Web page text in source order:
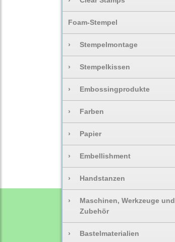
Foam-Stempel
› Stempelmontage
› Stempelkissen
› Embossingprodukte
› Farben
› Papier
› Embellishment
› Handstanzen
›
Maschinen, Werkzeuge und
Zubehör
› Bastelmaterialien